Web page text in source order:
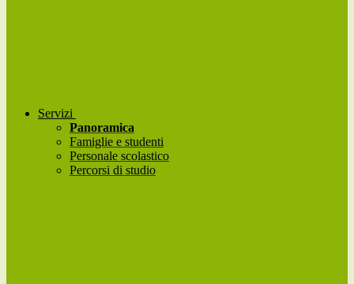
Servizi
Panoramica
Famiglie e studenti
Personale scolastico
Percorsi di studio